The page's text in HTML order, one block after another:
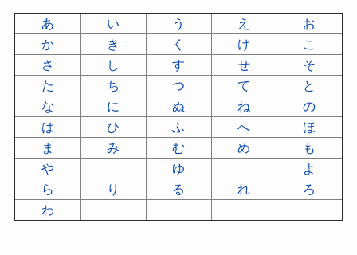
あ い う え
お
か
き く け
こ
さ
し す せ
そ
た
ち つ て
と
な
に ぬ ね
の
は
ひ ふ へ
ほ
ま
み む め
も
や
ゆ
よ
ら
り る れ
ろ
わ